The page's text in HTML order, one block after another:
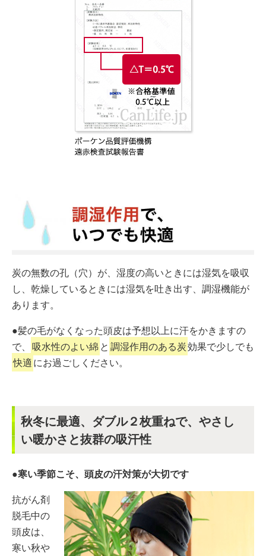
炭の無数の孔（穴）が、湿度の高いときには湿気を吸収
し、乾燥しているときには湿気を吐き出す、調湿機能が
あります。
●髪の毛がなくなった頭皮は予想以上に汗をかきますの
で、 吸水性のよい綿と 調湿作用のある炭効果で少しでも
快適にお過ごしください。
秋冬に最適、ダブル２枚重ねで、やさし
い暖かさと抜群の吸汗性
●寒い季節こそ、頭皮の汗対策が大切です
抗がん剤
脱毛中の
頭皮は、
寒い秋や